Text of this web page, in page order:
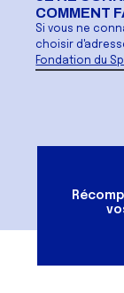
COMMENT
Si vous ne
choisir
Fondation du